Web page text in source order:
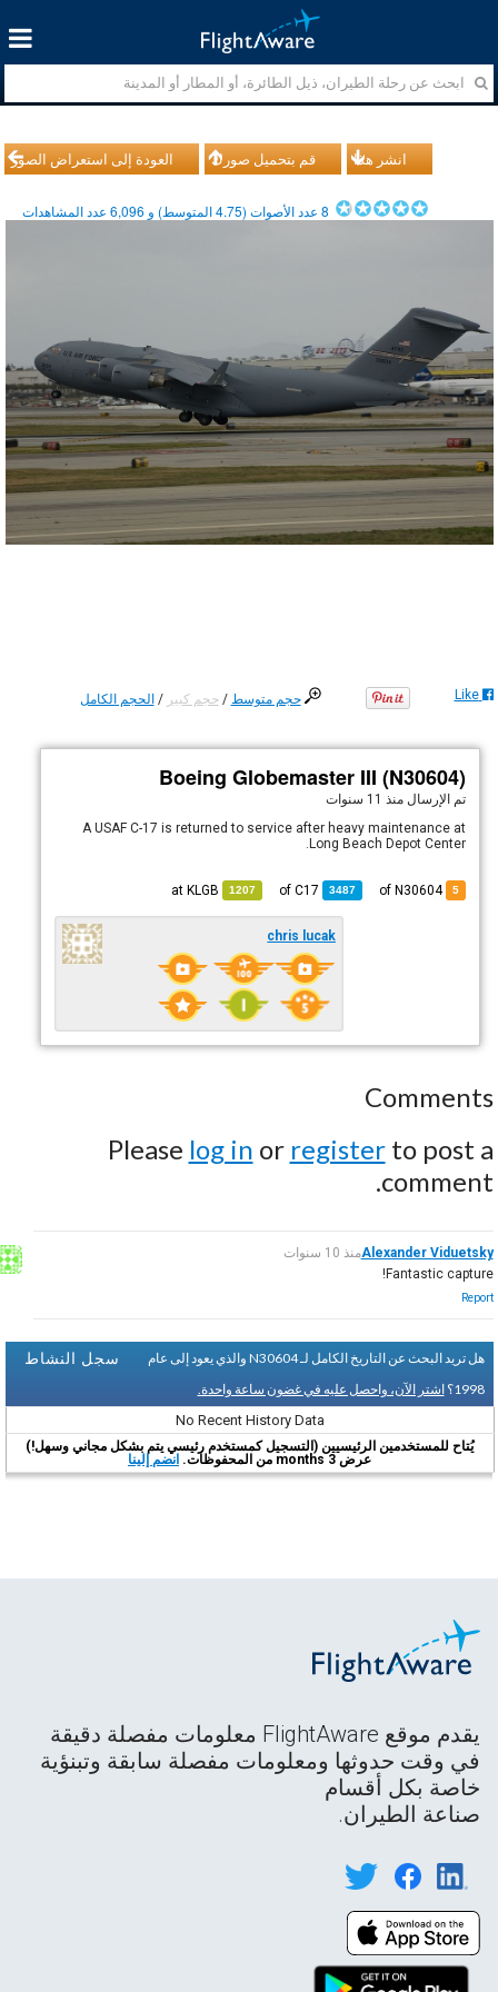
العودة إلى استعراض الصور قم بتحميل صورك انشر هذا
8عدد الأصوات (4.75المتوسط) و 6,096عدد المشاهدات
حجم متوسط / حجم كبير /الحجم الكامل Like
Boeing Globemaster III (N30604)
تم الإرسالمنذ 11 سنوات
A USAF C-17 is returned to service after heavy maintenance at
Long Beach Depot Center.
5
of N30604
3487
C17
1207
KLGB
chris lucak
Comments
Please log in or registerto post a
comment.
Alexander Viduetskyمنذ 10 سنوات
Fantastic capture!
Report
سجل النشاط
هل تريد البحث عن التاريخ الكامل لـ N30604 والذي يعود إلى عام
1998؟ اشتر الآن، واحصل عليه في غضون ساعة واحدة.
No Recent History Data
يُتاح للمستخدمين الرئيسيين (التسجيل كمستخدم رئيسي يتم بشكل مجاني وسهل!)
عرض 3 months من المحفوظات.
انضم إلينا
يقدم موقع FlightAware معلومات مفصلة دقيقة
في وقت حدوثها ومعلومات مفصلة سابقة وتبنؤية
خاصة بكل أقسام
صناعة الطيران.